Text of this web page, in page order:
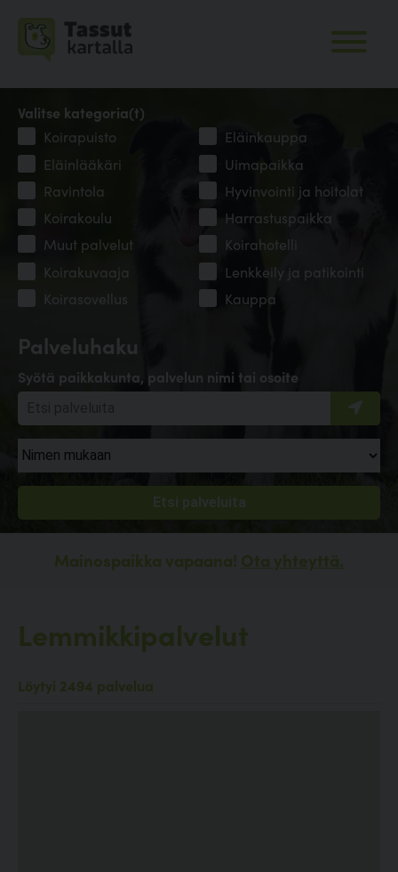
Palveluhaku
Syötä paikkakunta, palvelun nimi tai osoite
Valitse kategoria(t)
Koirapuisto
Eläinkauppa
Eläinlääkäri
Uimapaikka
Ravintola
Hyvinvointi ja hoitolat
Koirakoulu
Harrastuspaikka
Muut palvelut
Koirahotelli
Koirakuvaaja
Lenkkeily ja patikointi
Koirasovellus
Kauppa
Mainospaikka vapaana! Ota yhteyttä.
Lemmikkipalvelut
Löytyi 2494 palvelua